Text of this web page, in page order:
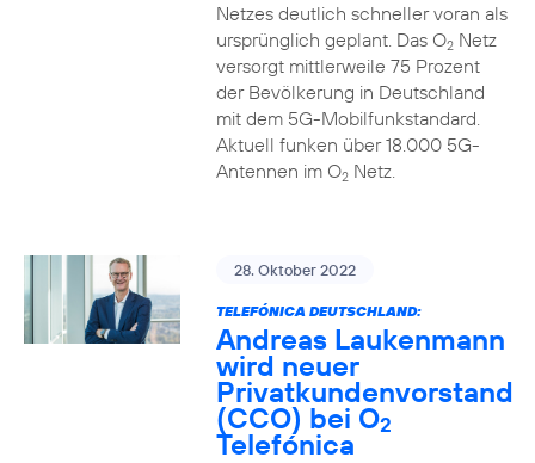
Netzes deutlich schneller voran als
ursprünglich geplant. Das O2Netz
versorgt mittlerweile 75 Prozent
der Bevölkerung in Deutschland
mit dem 5G-Mobilfunkstandard.
Aktuell funken über 18.000 5G-
Antennen im O2Netz.
28. Oktober 2022
TELEFÓNICA DEUTSCHLAND:
Andreas Laukenmann
wird neuer
Privatkundenvorstand
(CCO) bei O2
Telefónica